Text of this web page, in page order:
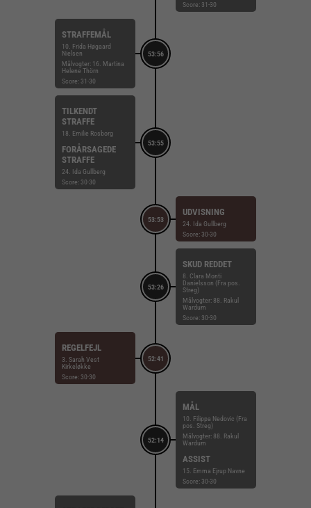
Score: 31-30
53:56
STRAFFEMÅL
10. Frida Høgaard
Nielsen
Målvogter: 16. Martina
Helene Thörn
Score: 31-30
53:55
TILKENDT
STRAFFE
18. Emilie Rosborg
FORÅRSAGEDE
STRAFFE
24. Ida Gullberg
Score: 30-30
53:53
UDVISNING
24. Ida Gullberg
Score: 30-30
53:26
SKUD REDDET
8. Clara Monti
Danielsson (Fra pos.
Streg)
Målvogter: 88. Rakul
Wardum
Score: 30-30
52:41
REGELFEJL
3. Sarah Vest
Kirkeløkke
Score: 30-30
52:14
MÅL
10. Filippa Nedovic (Fra
pos. Streg)
Målvogter: 88. Rakul
Wardum
ASSIST
15. Emma Ejrup Navne
Score: 30-30